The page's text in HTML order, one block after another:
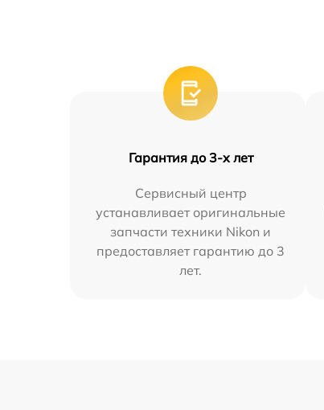
Гарантия до 3-х лет
Сервисный центр
устанавливает оригинальные
запчасти техники Nikon и
предоставляет гарантию до 3
лет.